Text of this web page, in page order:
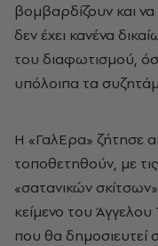
βομβαρδίζουν και
δεν έχει κανένα
του διαφωτισμού,
υπόλοιπα τα
H «ΓαλEρα» ζήτησε
τοποθετηθούν, με
«σατανικών
κείμενο του
που θα δημοσιευτεί